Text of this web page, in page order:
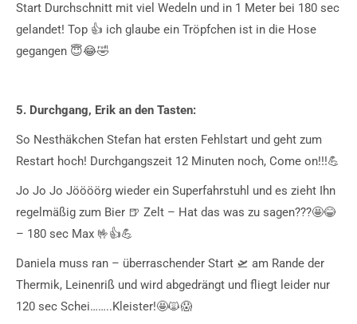
Start Durchschnitt mit viel Wedeln und in 1 Meter bei 180 sec
gelandet! Top 👍 ich glaube ein Tröpfchen ist in die Hose
gegangen 😇😂🤣
5. Durchgang, Erik an den Tasten:
So Nesthäkchen Stefan hat ersten Fehlstart und geht zum
Restart hoch! Durchgangszeit 12 Minuten noch, Come on!!!💪
Jo Jo Jo Jöööörg wieder ein Superfahrstuhl und es zieht Ihn
regelmäßig zum Bier 🍺 Zelt – Hat das was zu sagen???🤩😂
– 180 sec Max 🤟👍💪
Daniela muss ran – überraschender Start 🛫 am Rande der
Thermik, Leinenriß und wird abgedrängt und fliegt leider nur
120 sec Schei……..Kleister!🤩🙀😱